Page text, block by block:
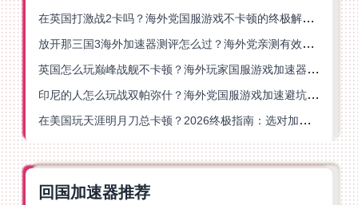
在英国打激战2卡吗？海外党国服游戏不卡顿的终极解决方案
放开那三国3海外加速器测评怎么过？海外党亲测有效的国服游戏加速指南
英国怎么玩巅峰战舰不卡顿？海外玩家国服游戏加速器终极指南
印尼的人怎么玩战双帕弥什？海外党国服游戏加速避坑指南
在美国玩天涯明月刀总卡顿？2026终极指南：选对加速器让你丝滑连招
回国加速器推荐